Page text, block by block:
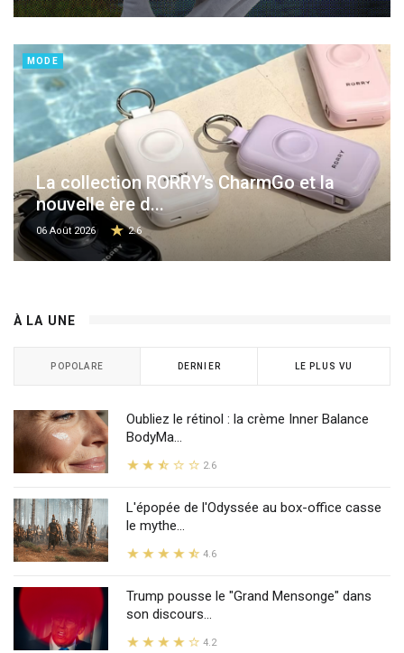
MODE
La collection RORRY’s CharmGo et la
nouvelle ère d...
06 Août 2026 2.6
À LA UNE
POPOLARE DERNIER LE PLUS VU
Oubliez le rétinol : la crème Inner Balance
BodyMa...
2.6
L'épopée de l'Odyssée au box-office casse
le mythe...
4.6
Trump pousse le "Grand Mensonge" dans
son discours...
4.2